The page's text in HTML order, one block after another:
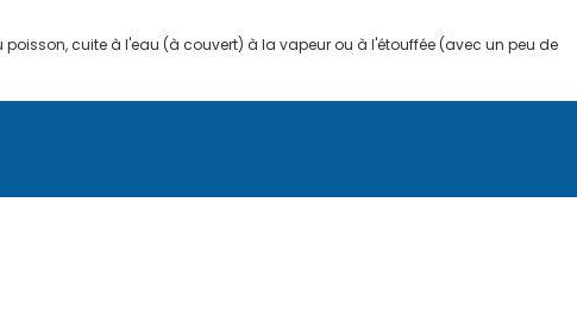
cuite à l'eau (à couvert) à la vapeur ou à l'étouffée (avec un peu de